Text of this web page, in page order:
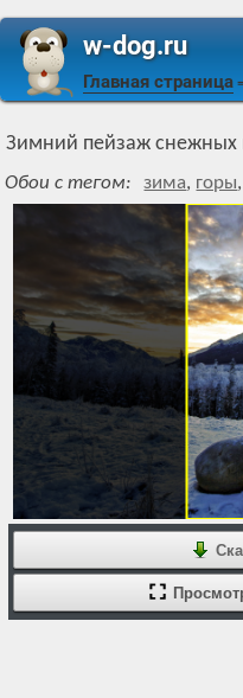
w-dog.ru
Главная страница
Зимний пейзаж снежных
Обои с тегом: зима, горы,